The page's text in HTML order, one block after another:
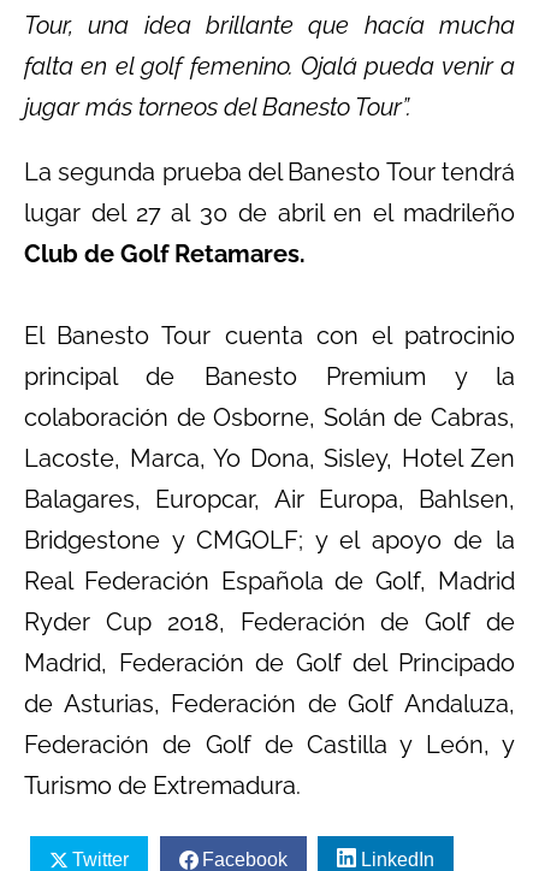
Tour, una idea brillante que hacía mucha
falta en el golf femenino. Ojalá pueda venir a
jugar más torneos del Banesto Tour”.
La segunda prueba del Banesto Tour tendrá
lugar del 27 al 30 de abril en el madrileño
Club de Golf Retamares.
El Banesto Tour cuenta con el patrocinio
principal de Banesto Premium y la
colaboración de Osborne, Solán de Cabras,
Lacoste, Marca, Yo Dona, Sisley, Hotel Zen
Balagares, Europcar, Air Europa, Bahlsen,
Bridgestone y CMGOLF; y el apoyo de la
Real Federación Española de Golf, Madrid
Ryder Cup 2018, Federación de Golf de
Madrid, Federación de Golf del Principado
de Asturias, Federación de Golf Andaluza,
Federación de Golf de Castilla y León, y
Turismo de Extremadura.
Twitter Facebook LinkedIn